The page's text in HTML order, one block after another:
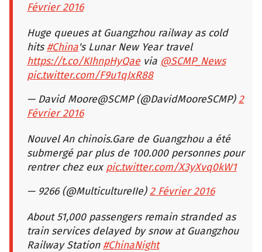
Février 2016
Huge queues at Guangzhou railway as cold
hits#China's Lunar New Year travel
https://t.co/KIhnpHyQaevia @SCMP_News
pic.twitter.com/F9u1qJxR88
— David Moore@SCMP (@DavidMooreSCMP)2
Février 2016
Nouvel An chinois.Gare de Guangzhou a été
submergé par plus de 100.000 personnes pour
rentrer chez eux pic.twitter.com/X3yXvq0kW1
— 9266 (@MulticultureIIe)2 Février 2016
About 51,000 passengers remain stranded as
train services delayed by snow at Guangzhou
Railway Station #ChinaNight